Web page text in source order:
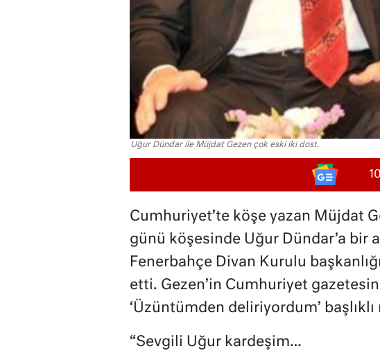
Uğur Dündar ile Müjdat Gezen çok eski iki dost.
Cumhuriyet’te köşe yazan Müjdat
günü köşesinde Uğur Dündar’a bir
Fenerbahçe Divan Kurulu
etti. Gezen’in Cumhuriyet
‘Üzüntümden deliriyordum’
“Sevgili Uğur kardeşim…